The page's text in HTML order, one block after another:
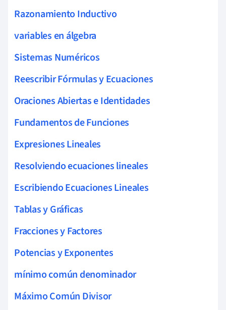
Razonamiento Inductivo
variables en álgebra
Sistemas Numéricos
Reescribir Fórmulas y Ecuaciones
Oraciones Abiertas e Identidades
Fundamentos de Funciones
Expresiones Lineales
Resolviendo ecuaciones lineales
Escribiendo Ecuaciones Lineales
Tablas y Gráficas
Fracciones y Factores
Potencias y Exponentes
mínimo común denominador
Máximo Común Divisor